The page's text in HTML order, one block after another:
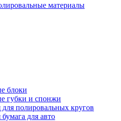
материалы
блоки
губки и спонжи
полировальных кругов
для авто